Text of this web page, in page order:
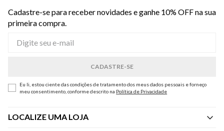
Cadastre-se para receber novidades e ganhe 10% OFF na sua
primeira compra.
Eu li, estou ciente das condições de tratamento dos meus dados pessoais e forneço
meu consentimento, conforme descrito na Política de Privacidade
LOCALIZE UMA LOJA